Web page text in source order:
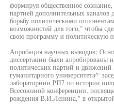
формируя общественное
партией дополнительных каналов
борьбу политическими
возможностей для того," чтобы
свою программу и политическую
Апробация научных выводов;
диссертации были апробированы
политических партий и движений
гуманитарного университета^'
лабораториии РП7 по истории
Всесоюзной конференции,
рождения В.И.Ленина," в